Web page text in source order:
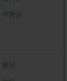
平野区
東区